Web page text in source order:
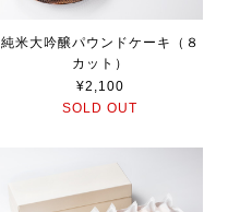
純米大吟醸パウンドケーキ（８
カット）
¥2,100
SOLD OUT